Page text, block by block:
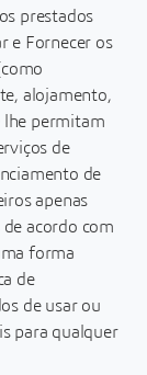
prestados
e Fornecer os
alojamento,
lhe permitam
de
de
apenas
de acordo com
forma
de
de usar ou
para qualquer